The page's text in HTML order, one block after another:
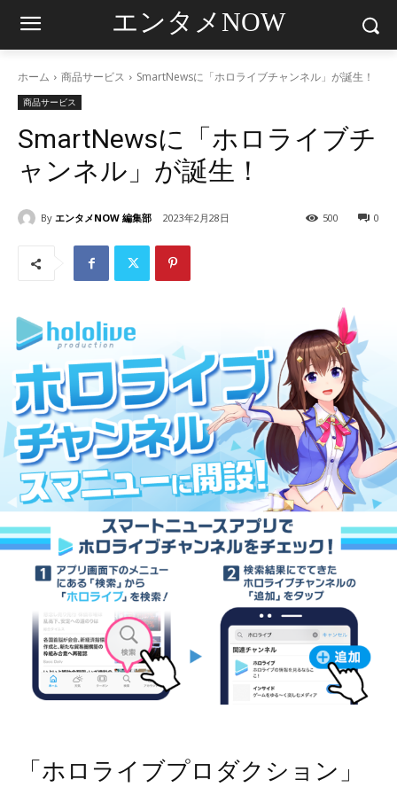
エンタメNOW
ホーム 商品サービス SmartNewsに「ホロライブチャンネル」が誕生！
商品サービス
SmartNewsに「ホロライブチ
ャンネル」が誕生！
By エンタメNOW 編集部 2023年2月28日 0
500
「ホロライブプロダクション」